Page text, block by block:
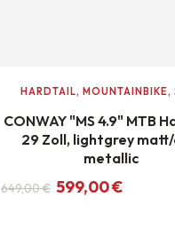
HARDTAIL, MOUNTAINBIKE,
CONWAY "MS 4.9" MTB
29 Zoll, lightgrey
metallic
649,00€
Ursprünglicher Preis
599,00€
Aktueller Preis ist: